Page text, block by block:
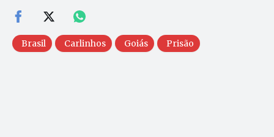
Brasil Carlinhos Goiás Prisão